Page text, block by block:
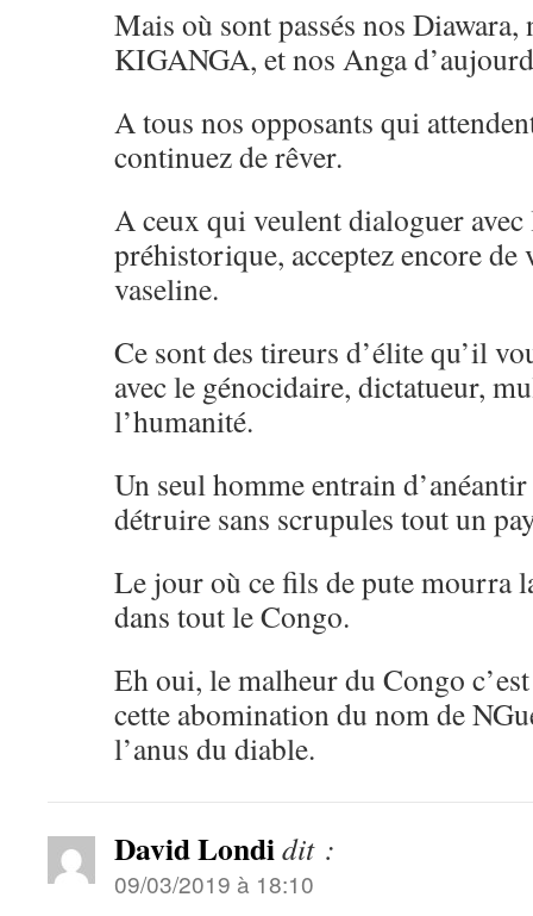
Mais où sont passés nos
KIGANGA, et nos Anga
A tous nos opposants qui
continuez de rêver.
A ceux qui veulent dialoguer
préhistorique, acceptez encore
vaseline.
Ce sont des tireurs d’élite qu’il
avec le génocidaire, dictatueur,
l’humanité.
Un seul homme entrain
détruire sans scrupules tout un
Le jour où ce fils de pute mourra
dans tout le Congo.
Eh oui, le malheur du Congo
cette abomination du nom de
l’anus du diable.
David Londidit :
09/03/2019 à 18:10